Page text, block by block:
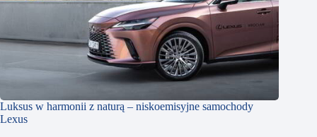
Luksus w harmonii z naturą – niskoemisyjne samochody
Lexus